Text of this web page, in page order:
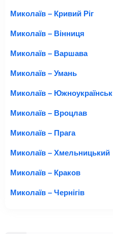
Миколаїв – Кривий Ріг
Миколаїв – Вінниця
Миколаїв – Варшава
Миколаїв – Умань
Миколаїв – Южноукраїнськ
Миколаїв – Вроцлав
Миколаїв – Прага
Миколаїв – Хмельницький
Миколаїв – Краков
Миколаїв – Чернігів